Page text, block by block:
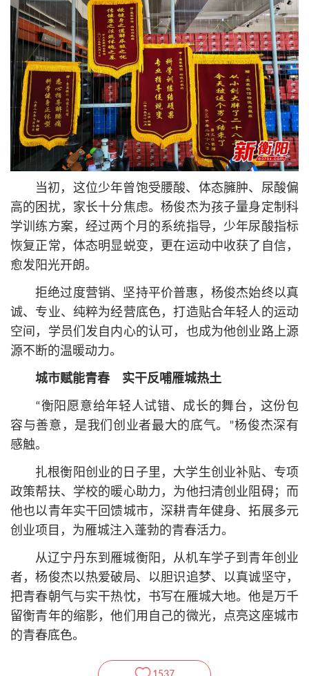
当初，这位少年曾饱受腰酸、体态臃肿、尿酸偏
高的困扰，家长十分焦虑。杨俊杰为孩子量身定制科
学训练方案，经过两个月的系统指导，少年尿酸指标
恢复正常，体态明显蜕变，更在运动中收获了自信，
愈发阳光开朗。
拒绝过度营销、坚持平价普惠，杨俊杰始终以真
诚、专业、纯粹为经营底色，打造贴合年轻人的运动
空间，学员们发自内心的认可，也成为他创业路上源
源不断的温暖动力。
城市赋能青春 实干反哺雁城热土
“衡阳愿意给年轻人试错、成长的舞台，这份包
容与善意，是我们创业者最大的底气。”杨俊杰深有
感触。
扎根衡阳创业的日子里，大学生创业补贴、专项
政策帮扶、学校的暖心助力，为他扫清创业阻碍；而
他也以青年实干回馈城市，深耕青年健身、拓展多元
创业项目，为雁城注入蓬勃的青春活力。
从辽宁丹东到雁城衡阳，从机车学子到青年创业
者，杨俊杰以热爱破局、以胆识追梦、以真诚坚守，
把青春朝气与实干热忱，书写在雁城大地。他是万千
留衡青年的缩影，他们用自己的微光，点亮这座城市
的青春底色。